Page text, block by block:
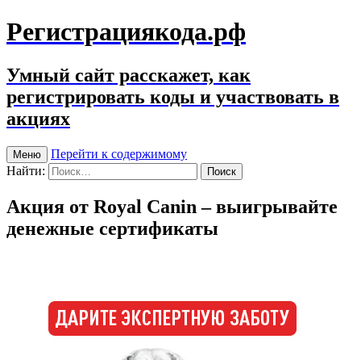
Регистрациякода.рф
Умный сайт расскажет, как
регистрировать коды и участвовать в
акциях
Меню
Перейти к содержимому
Найти:
Акция от Royal Canin – выигрывайте
денежные сертификаты